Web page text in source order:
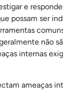
e
possam ser
não
internas
ameaças